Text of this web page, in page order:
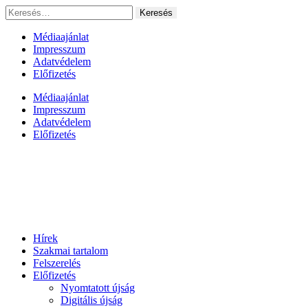
Ugrás
a
tartalomhoz
Keresés:
Médiaajánlat
Impresszum
Adatvédelem
Előfizetés
Médiaajánlat
Impresszum
Adatvédelem
Előfizetés
Hírek
Szakmai tartalom
Felszerelés
Előfizetés
Nyomtatott újság
Digitális újság